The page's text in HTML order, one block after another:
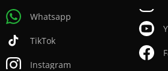
Whatsapp
TikTok
Instagram